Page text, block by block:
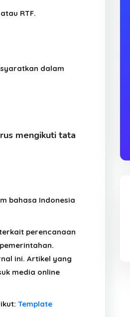
RTF.
dalam
mengikuti tata
bahasa Indonesia
perencanaan
ini. Artikel yang
media online
Template